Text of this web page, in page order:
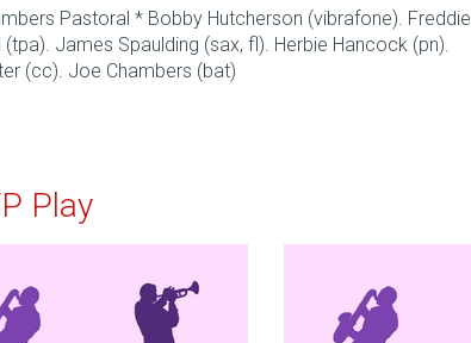
Pastoral * Bobby Hutcherson (vibrafone). Freddie
(tpa). James Spaulding (sax, fl). Herbie Hancock (pn).
(cc). Joe Chambers (bat)
Play